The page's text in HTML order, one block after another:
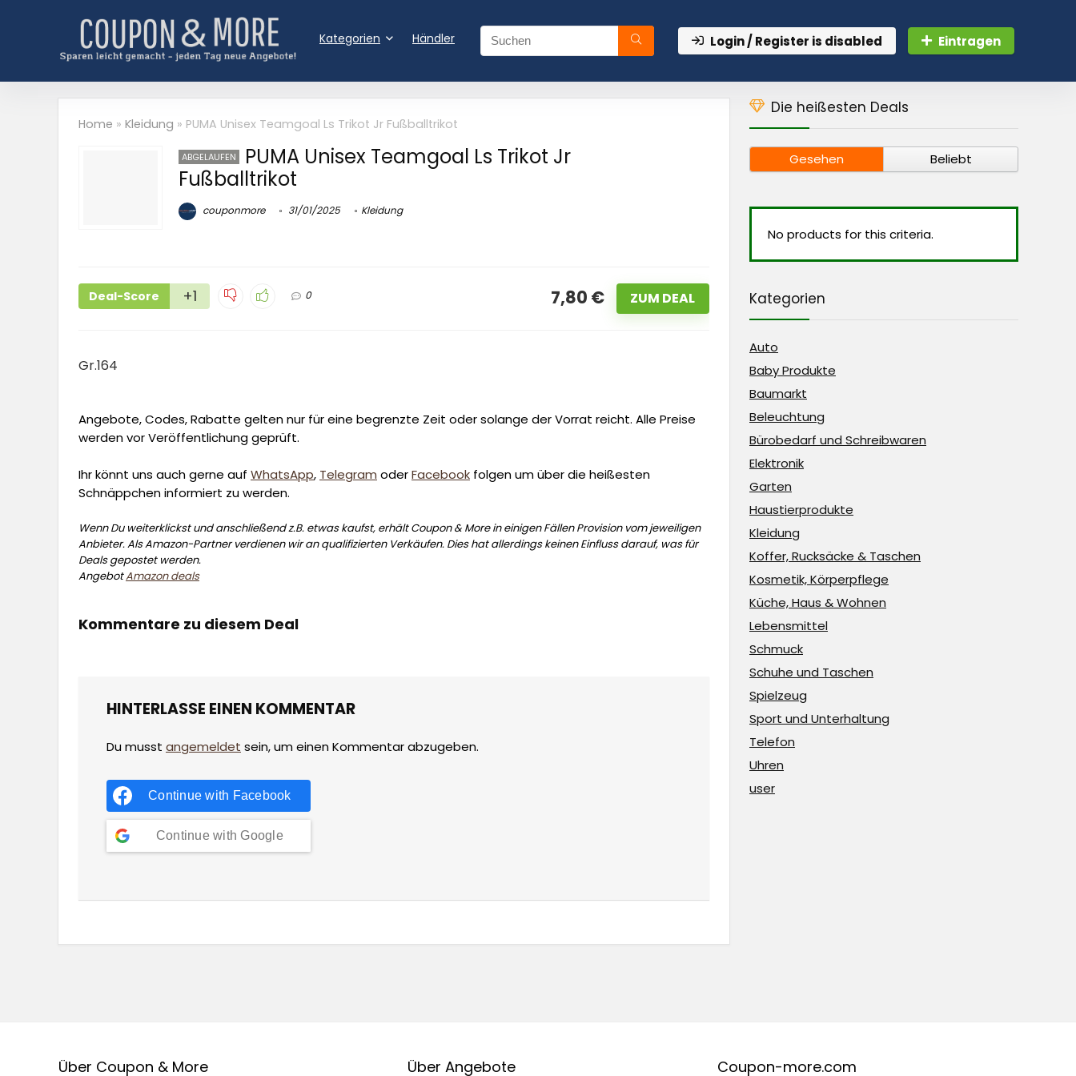
Kategorien Händler Login / Register is disabled Eintragen
Home » Kleidung » PUMA Unisex Teamgoal Ls Trikot Jr Fußballtrikot
ABGELAUFEN
PUMA Unisex Teamgoal Ls Trikot Jr
Fußballtrikot
couponmore 31/01/2025 Kleidung
Deal-Score +1 0 7,80 € ZUM DEAL
Gr.164
Angebote, Codes, Rabatte gelten nur für eine begrenzte Zeit oder solange der Vorrat reicht. Alle Preise
werden vor Veröffentlichung geprüft.
Ihr könnt uns auch gerne auf WhatsApp, Telegram oderFacebook folgen um über die heißesten
Schnäppchen informiert zu werden.
Wenn Du weiterklickst und anschließend z.B. etwas kaufst, erhält Coupon & More in einigen Fällen Provision vom jeweiligen
Anbieter. Als Amazon-Partner verdienen wir an qualifizierten Verkäufen. Dies hat allerdings keinen Einfluss darauf, was für
Deals gepostet werden.
AngebotAmazon deals
Kommentare zu diesem Deal
HINTERLASSE EINEN KOMMENTAR
Du musst angemeldet sein, um einen Kommentar abzugeben.
Continue with Facebook
Continue with Google
Die heißesten Deals
Gesehen Beliebt
No products for this criteria.
Kategorien
Auto
Baby Produkte
Baumarkt
Beleuchtung
Bürobedarf und Schreibwaren
Elektronik
Garten
Haustierprodukte
Kleidung
Koffer, Rucksäcke & Taschen
Kosmetik, Körperpflege
Küche, Haus & Wohnen
Lebensmittel
Schmuck
Schuhe und Taschen
Spielzeug
Sport und Unterhaltung
Telefon
Uhren
user
Über Coupon & More Über Angebote Coupon-more.com